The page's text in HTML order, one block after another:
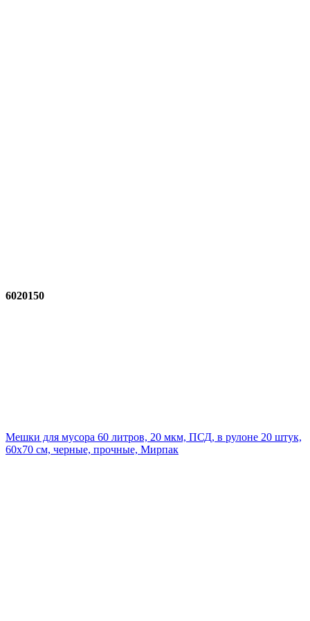
6020150
Мешки для мусора 60 литров, 20 мкм, ПСД, в рулоне 20 штук,
60х70 см, черные, прочные, Мирпак